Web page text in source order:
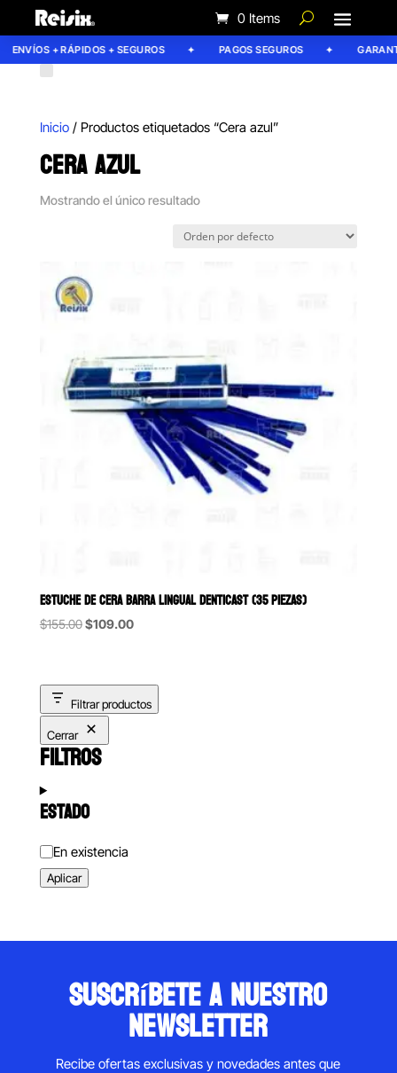
0 Items
ENVÍOS + RÁPIDOS + SEGUROS PAGOS SEGUROS
Inicio/ Productos etiquetados “Cera azul”
CERA AZUL
Mostrando el único resultado
ESTUCHE DE CERA BARRA LINGUAL DENTICAST (35 PIEZAS)
$155.00Original
$155.00.
$109.00Current
$109.00.
Filtrar productos
Cerrar
FILTROS
ESTADO
Estado
En existencia
Aplicar
suscríbete a nuestro
newsletter
Recibe ofertas exclusivas y novedades antes que